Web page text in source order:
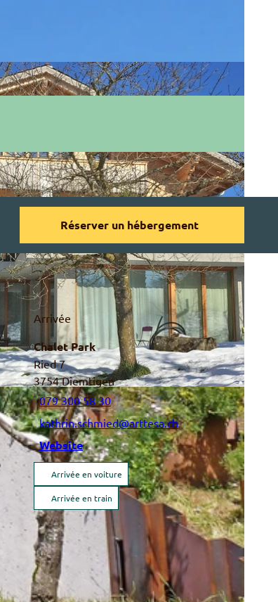
Réserver un hébergement
Arrivée
Chalet Park
Ried 7
3754Diemtigen
079 300 58 30
kathrin.schmied@arttesa.ch
Website
Arrivée en voiture
Arrivée en train